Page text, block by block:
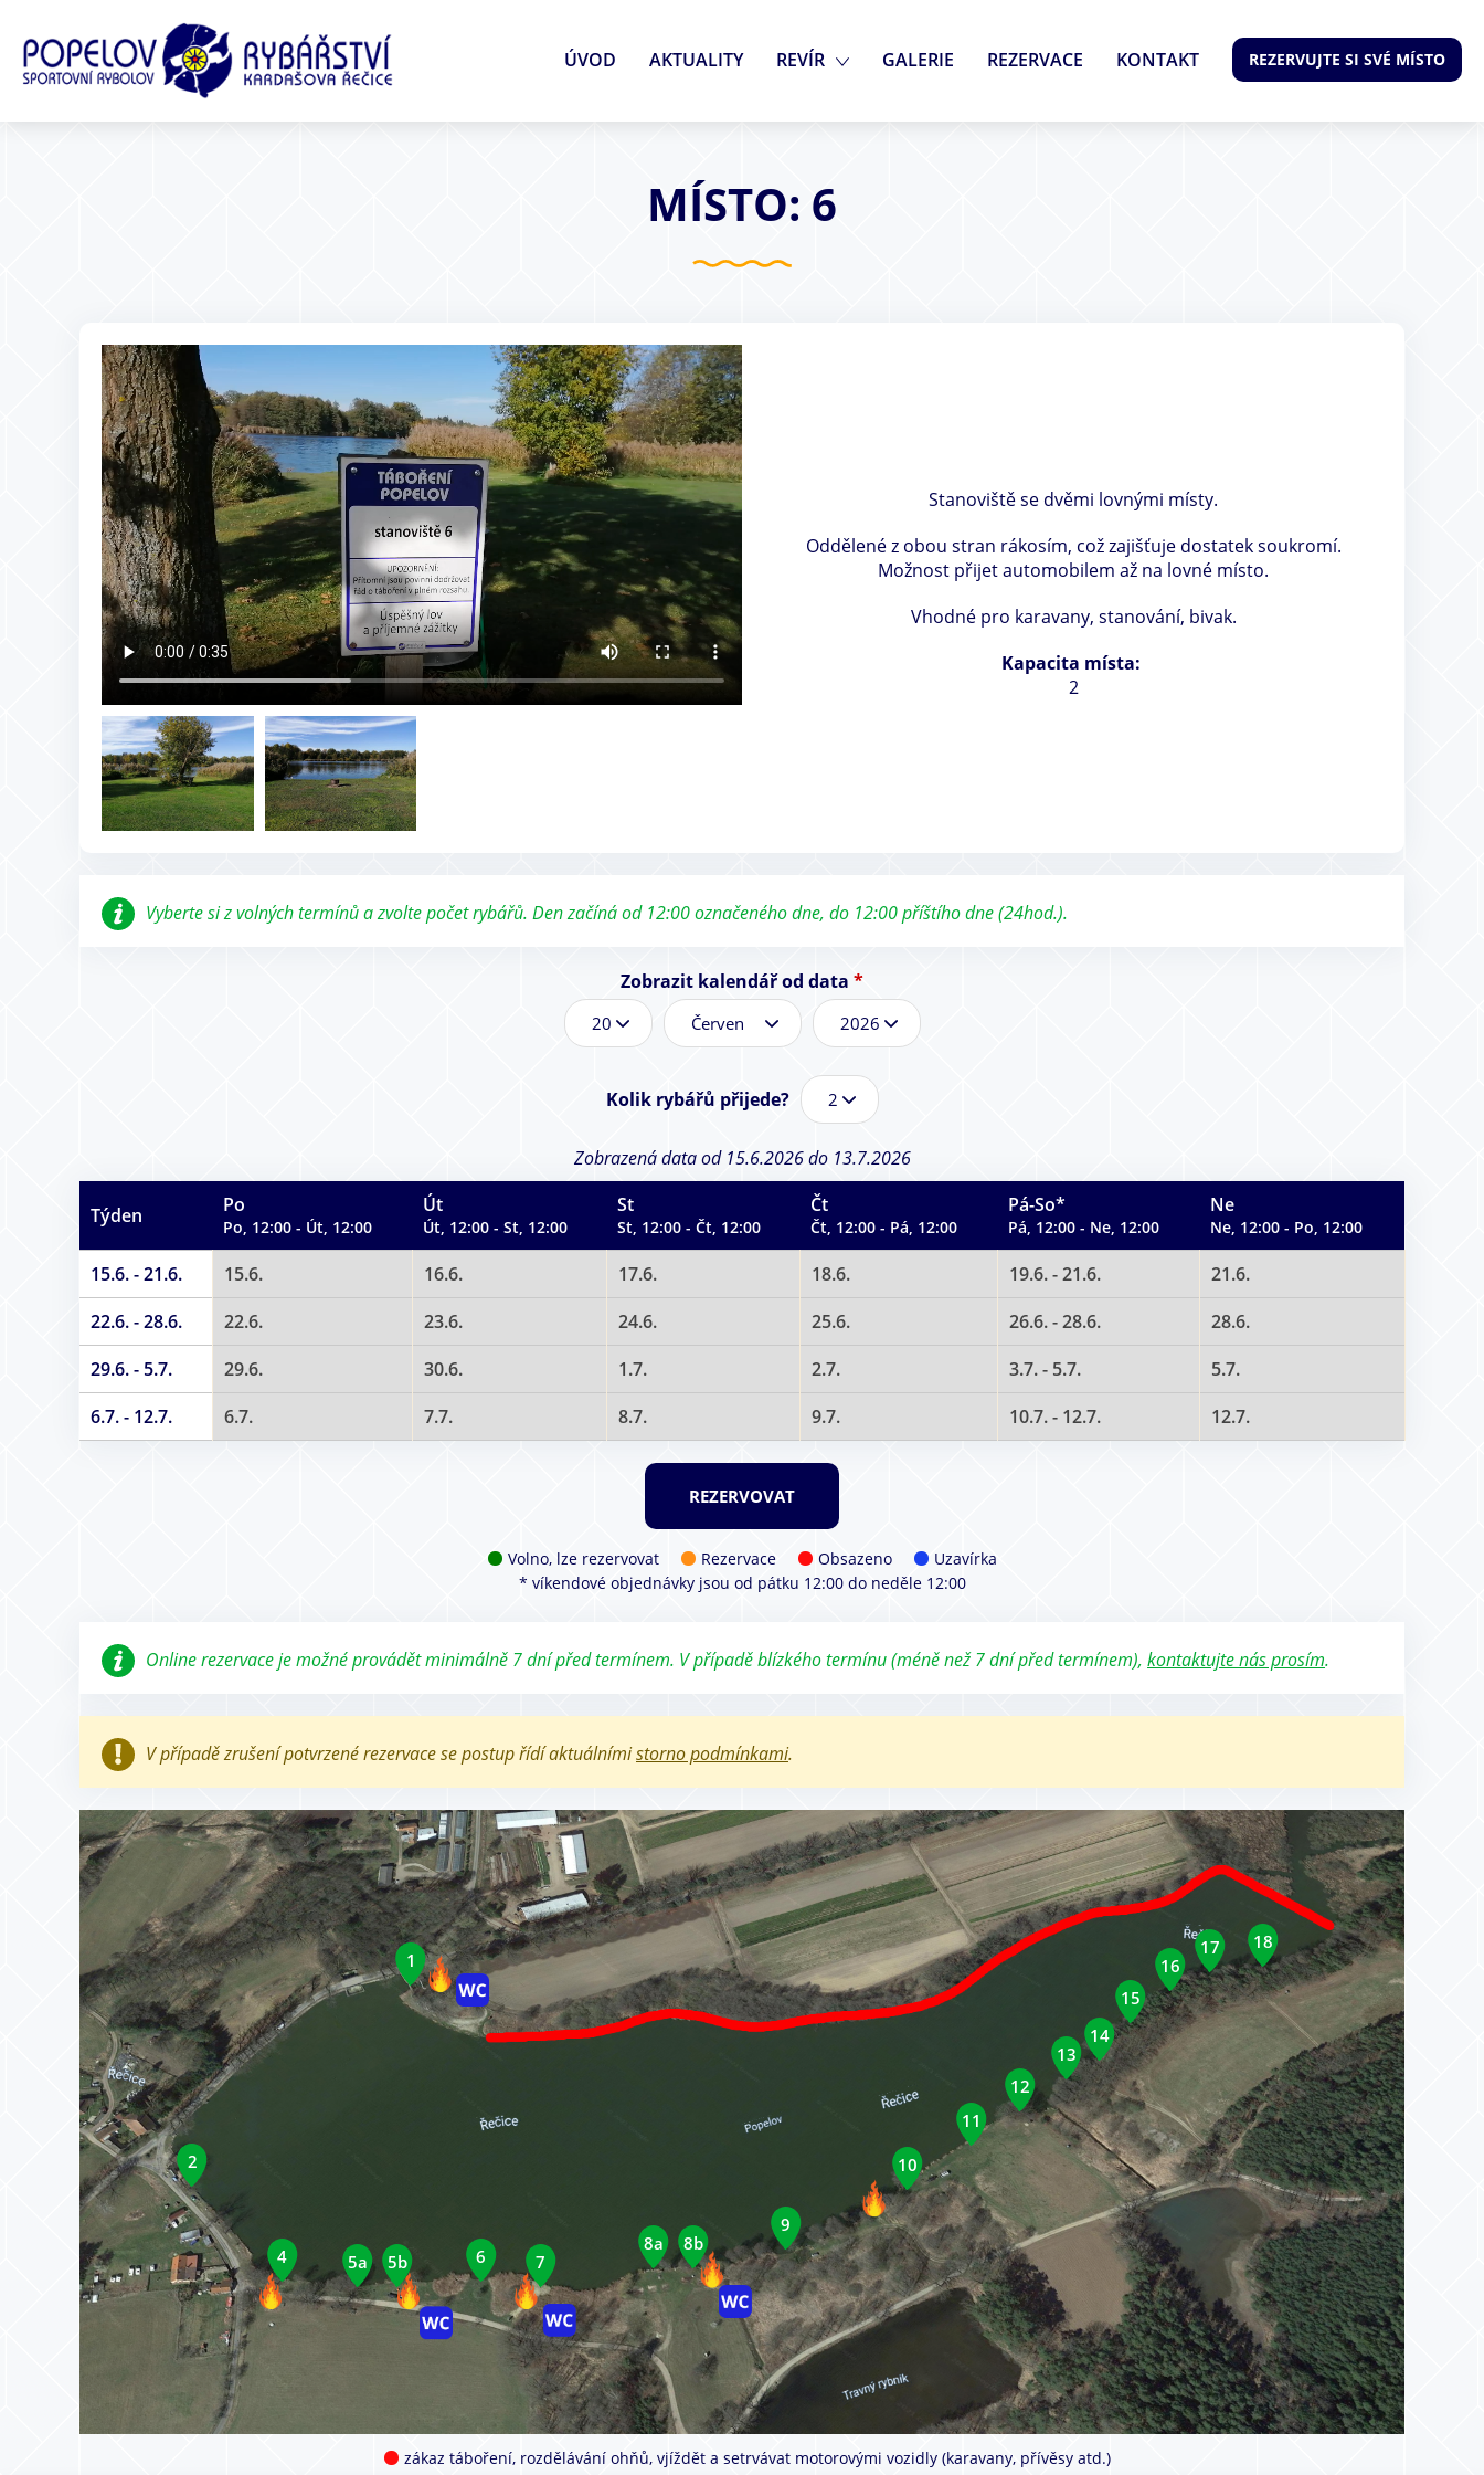
ÚVOD AKTUALITY REVÍR GALERIE REZERVACE KONTAKT REZERVUJTE SI SVÉ MÍSTO
MÍSTO: 6
Stanoviště se dvěmi lovnými místy.
Oddělené z obou stran rákosím, což zajišťuje dostatek soukromí.
Možnost přijet automobilem až na lovné místo.
Vhodné pro karavany, stanování, bivak.
Kapacita místa:
2
Vyberte si z volných termínů a zvolte počet rybářů. Den začíná od 12:00 označeného dne, do 12:00 příštího dne (24hod.).
Zobrazit kalendář od data *
e
ě
c
o
*
Kolik rybářů přijede?
Zobrazená data od 15.6.2026 do 13.7.2026
Týden Po
Po, 12:00 - Út, 12:00
Út
Út, 12:00 - St, 12:00
St
St, 12:00 - Čt, 12:00
Čt
Čt, 12:00 - Pá, 12:00
Pá-So*
Pá, 12:00 - Ne, 12:00
Ne
Ne, 12:00 - Po, 12:00
15.6. - 21.6. 15.6. 16.6. 17.6. 18.6. 19.6. - 21.6.
21.6.
22.6. - 28.6.
22.6. 23.6. 24.6. 25.6. 26.6. - 28.6.
28.6.
29.6. - 5.7.
29.6. 30.6. 1.7. 2.7. 3.7. - 5.7.
5.7.
6.7. - 12.7.
6.7. 7.7. 8.7. 9.7. 10.7. - 12.7. 12.7.
Volno, lze rezervovat Rezervace Obsazeno
Uzavírka
* víkendové objednávky jsou od pátku 12:00 do neděle 12:00
Online rezervace je možné provádět minimálně 7 dní před termínem. V případě blízkého termínu (méně než 7 dní před termínem), kontaktujte nás prosím.
V případě zrušení potvrzené rezervace se postup řídí aktuálnímistorno podmínkami.
1
2
4 5a 5b 6 7
8a 8b
9
10
11
12
13
14
15
16
17 18
zákaz táboření, rozdělávání ohňů, vjíždět a setrvávat motorovými vozidly (karavany, přívěsy atd.)